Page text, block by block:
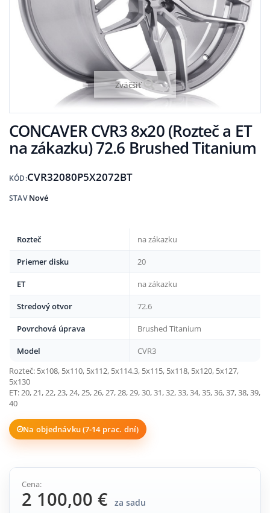
Zväčšiť
CONCAVER CVR3 8x20 (Rozteč a ET
na zákazku) 72.6 Brushed Titanium
KÓD:CVR32080P5X2072BT
STAV Nové
Rozteč na zákazku
Priemer disku 20
ET na zákazku
Stredový otvor 72.6
Povrchová úprava Brushed Titanium
Model
CVR3
Rozteč: 5x108, 5x110, 5x112, 5x114.3, 5x115, 5x118, 5x120, 5x127,
5x130
ET: 20, 21, 22, 23, 24, 25, 26, 27, 28, 29, 30, 31, 32, 33, 34, 35, 36, 37, 38, 39,
40
Na objednávku (7-14 prac. dní)
Cena:
2 100,00 € za sadu